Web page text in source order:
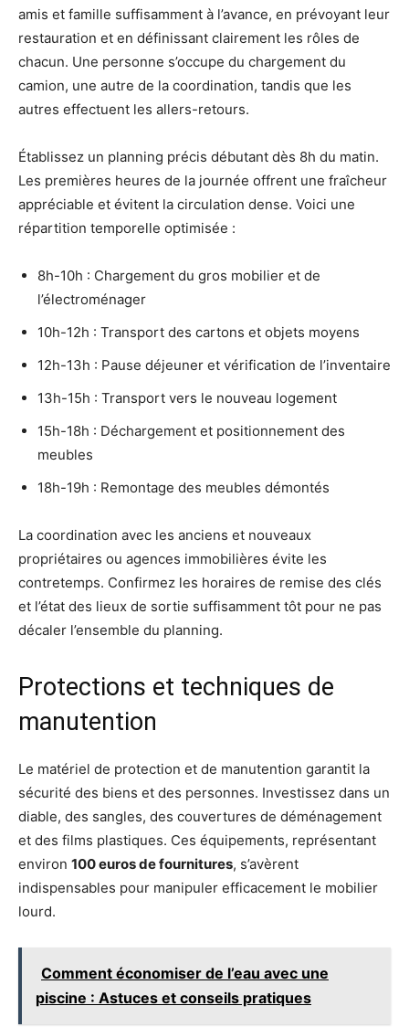
amis et famille suffisamment à l’avance, en prévoyant leur
restauration et en définissant clairement les rôles de
chacun. Une personne s’occupe du chargement du
camion, une autre de la coordination, tandis que les
autres effectuent les allers-retours.
Établissez un planning précis débutant dès 8h du matin.
Les premières heures de la journée offrent une fraîcheur
appréciable et évitent la circulation dense. Voici une
répartition temporelle optimisée :
8h-10h : Chargement du gros mobilier et de
l’électroménager
10h-12h : Transport des cartons et objets moyens
12h-13h : Pause déjeuner et vérification de l’inventaire
13h-15h : Transport vers le nouveau logement
15h-18h : Déchargement et positionnement des
meubles
18h-19h : Remontage des meubles démontés
La coordination avec les anciens et nouveaux
propriétaires ou agences immobilières évite les
contretemps. Confirmez les horaires de remise des clés
et l’état des lieux de sortie suffisamment tôt pour ne pas
décaler l’ensemble du planning.
Protections et techniques de
manutention
Le matériel de protection et de manutention garantit la
sécurité des biens et des personnes. Investissez dans un
diable, des sangles, des couvertures de déménagement
et des films plastiques. Ces équipements, représentant
environ 100 euros de fournitures, s’avèrent
indispensables pour manipuler efficacement le mobilier
lourd.
Comment économiser de l’eau avec une
piscine : Astuces et conseils pratiques